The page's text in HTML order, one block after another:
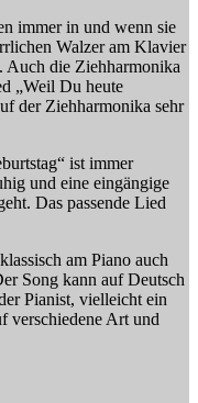
immer in und wenn sie
Walzer am Klavier
Auch die Ziehharmonika
„Weil Du heute
der Ziehharmonika sehr
ist immer
und eine eingängige
Das passende Lied
am Piano auch
Song kann auf Deutsch
Pianist, vielleicht ein
verschiedene Art und